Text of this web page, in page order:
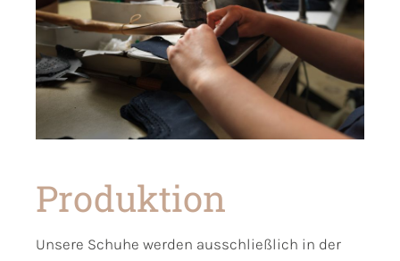
Produktion
Unsere Schuhe werden ausschließlich in der